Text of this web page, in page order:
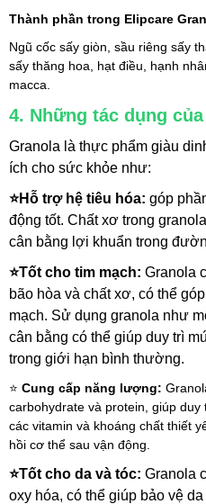
Thành phần trong Elipcare
Ngũ cốc sấy giòn, sầu riêng sấy
sấy thăng hoa, hạt điều, hạnh
macca.
4. Những tác dụng
Granola là thực phẩm giàu
ích cho sức khỏe như:
⭐Hỗ trợ hệ tiêu hóa: góp
động tốt. Chất xơ trong
cân bằng lợi khuẩn trong
⭐Tốt cho tim mạch: Granola
bão hòa và chất xơ, có thể
mạch. Sử dụng granola như
cân bằng có thể giúp duy trì
trong giới hạn bình thường.
⭐ Cung cấp năng lượng:
carbohydrate và protein, giúp duy
các vitamin và khoáng chất thiết
hồi cơ thể sau vận động.
⭐Tốt cho da và tóc: Granola
oxy hóa, có thể giúp bảo vệ